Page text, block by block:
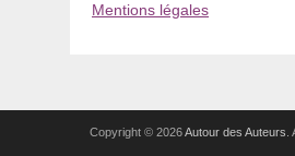
Mentions légales
Copyright © 2026Autour des Auteurs